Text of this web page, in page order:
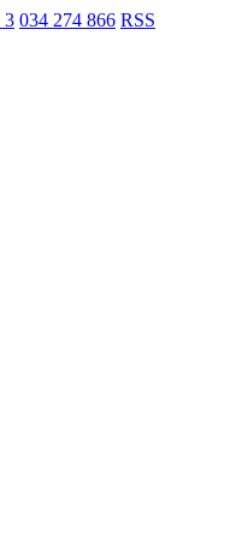
3 034 274 866 RSS